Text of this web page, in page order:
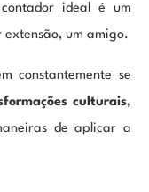
ideal é um
um amigo.
constantemente se
culturais,
de aplicar a